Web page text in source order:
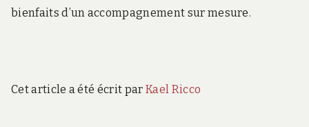
bienfaits d’un accompagnement sur mesure.
Cet article a été écrit par Kael Ricco